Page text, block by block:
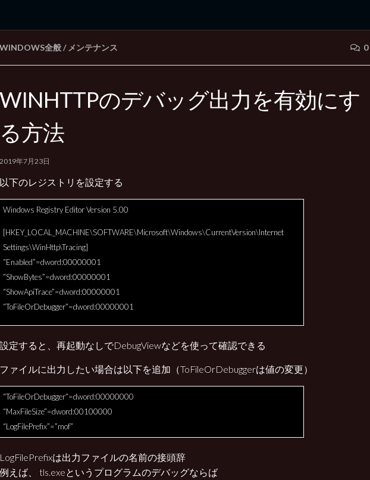
日記 3rd Edition
WINDOWS全般/ メンテナンス 0
WINHTTPのデバッグ出力を有効にす
る方法
2019年7月23日
以下のレジストリを設定する
Windows Registry Editor Version 5.00
[HKEY_LOCAL_MACHINE\SOFTWARE\Microsoft\Windows\CurrentVersion\Internet
Settings\WinHttp\Tracing]
“Enabled”=dword:00000001
“ShowBytes”=dword:00000001
“ShowApiTrace”=dword:00000001
“ToFileOrDebugger”=dword:00000001
設定すると、再起動なしでDebugViewなどを使って確認できる
ファイルに出力したい場合は以下を追加（ToFileOrDebuggerは値の変更）
“ToFileOrDebugger”=dword:00000000
“MaxFileSize”=dword:00100000
“LogFilePrefix”=”mof”
LogFilePrefixは出力ファイルの名前の接頭辞
例えば、 tls.exeというプログラムのデバッグならば